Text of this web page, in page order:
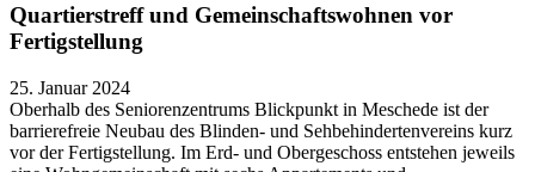
Quartierstreff und Gemeinschaftswohnen vor
Fertigstellung
25. Januar 2024
Oberhalb des Seniorenzentrums Blickpunkt in Meschede ist der
barrierefreie Neubau des Blinden- und Sehbehindertenvereins kurz
vor der Fertigstellung. Im Erd- und Obergeschoss entstehen jeweils